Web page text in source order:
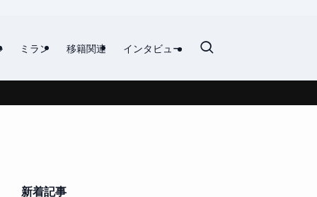
ミラン 移籍関連 インタビュー
新着記事